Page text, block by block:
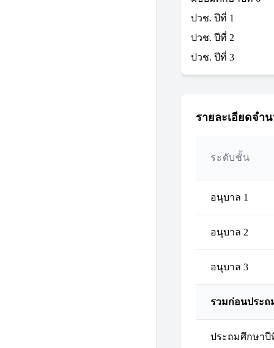
ปวช. ปีที่ 1
ปวช. ปีที่ 2
ปวช. ปีที่ 3
รายละเอียดจำ
ระดับชั้น
อนุบาล 1
อนุบาล 2
อนุบาล 3
รวมก่อนประถ
ประถมศึกษาปี